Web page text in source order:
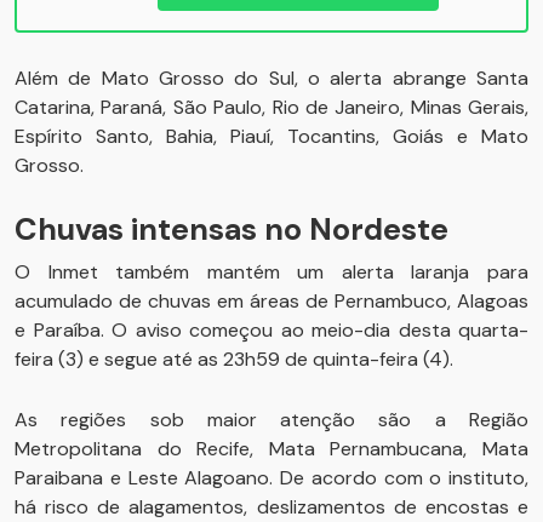
Além de Mato Grosso do Sul, o alerta abrange Santa
Catarina, Paraná, São Paulo, Rio de Janeiro, Minas Gerais,
Espírito Santo, Bahia, Piauí, Tocantins, Goiás e Mato
Grosso.
Chuvas intensas no Nordeste
O Inmet também mantém um alerta laranja para
acumulado de chuvas em áreas de Pernambuco, Alagoas
e Paraíba. O aviso começou ao meio-dia desta quarta-
feira (3) e segue até as 23h59 de quinta-feira (4).
As regiões sob maior atenção são a Região
Metropolitana do Recife, Mata Pernambucana, Mata
Paraibana e Leste Alagoano. De acordo com o instituto,
há risco de alagamentos, deslizamentos de encostas e